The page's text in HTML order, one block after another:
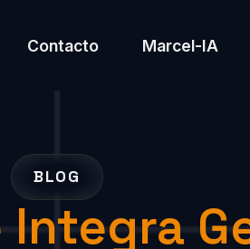
Contacto Marcel-IA
BLOG